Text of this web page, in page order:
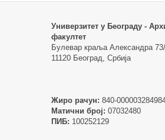
Универзитет у Београду -
факултет
Булевар краља Александра 73/
11120 Београд, Србија
Жиро рачун: 840-
Матични број: 07032480
ПИБ: 100252129